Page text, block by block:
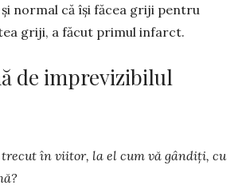
normal că îşi făcea griji pentru
griji, a făcut primul infarct.
de imprevizibilul
în viitor, la el cum vă gândiţi, cu